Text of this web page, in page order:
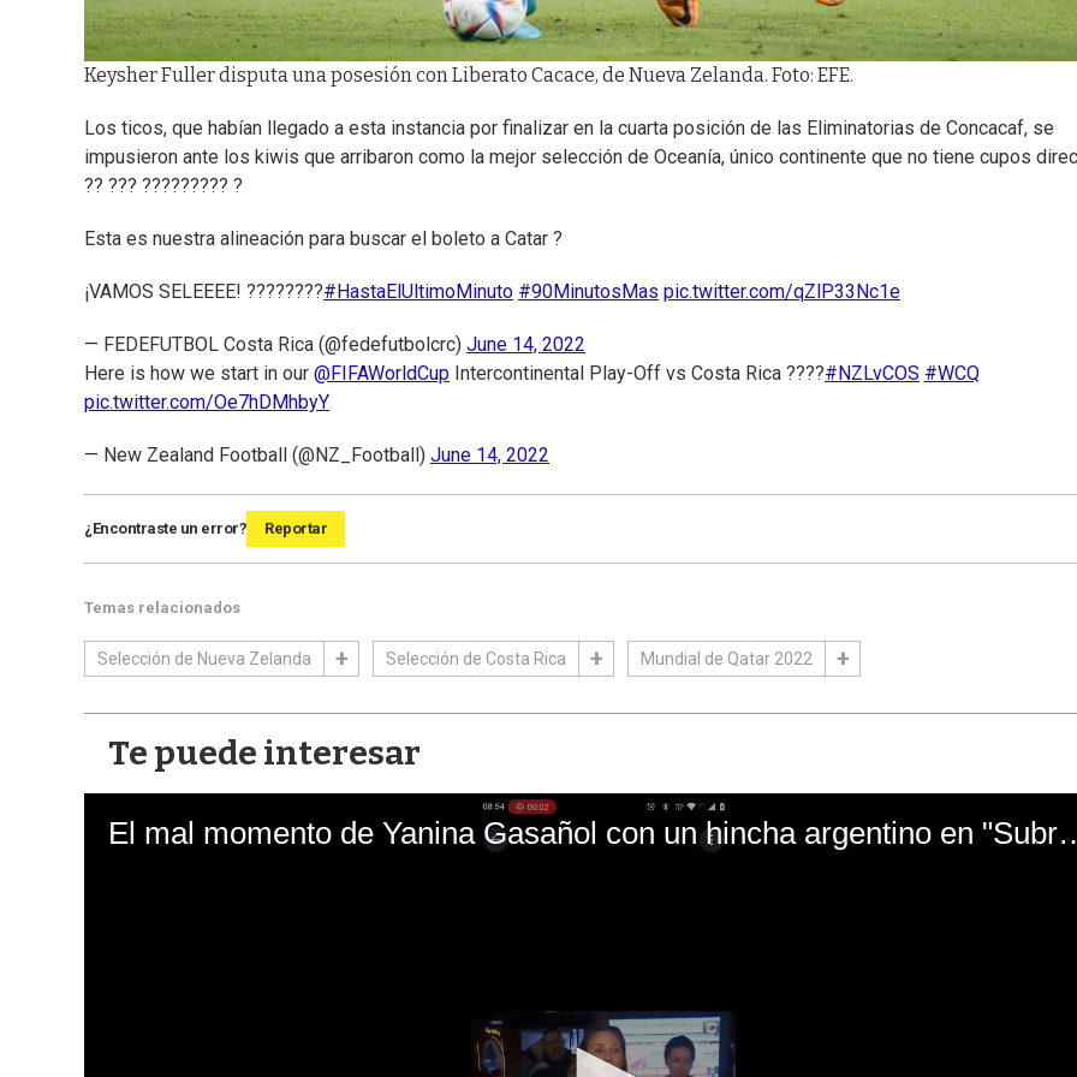
Keysher Fuller disputa una posesión con Liberato Cacace, de Nueva Zelanda. Foto: EFE.
Los ticos, que habían llegado a esta instancia por finalizar en la cuarta posición de las Eliminatorias de Concacaf, se
impusieron ante los kiwis que arribaron como la mejor selección de Oceanía, único continente que no tiene cupos
?? ??? ????????? ?
Esta es nuestra alineación para buscar el boleto a Catar ?
¡VAMOS SELEEEE! ????????#HastaElUltimoMinuto #90MinutosMas pic.twitter.com/qZlP33Nc1e
— FEDEFUTBOL Costa Rica (@fedefutbolcrc) June 14, 2022
Here is how we start in our @FIFAWorldCup Intercontinental Play-Off vs Costa Rica ????#NZLvCOS #WCQ
pic.twitter.com/Oe7hDMhbyY
— New Zealand Football (@NZ_Football) June 14, 2022
¿Encontraste un error? Reportar
Temas relacionados
Selección de Nueva Zelanda Selección de Costa Rica Mundial de Qatar 2022
Te puede interesar
El mal momento de